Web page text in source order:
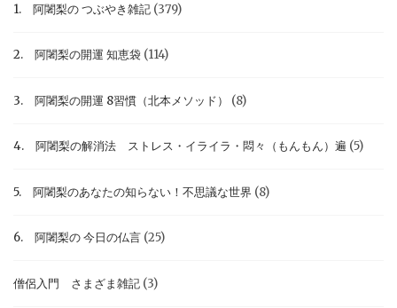
1. 阿闍梨の つぶやき雑記 (379)
2. 阿闍梨の開運 知恵袋 (114)
3. 阿闍梨の開運 8習慣（北本メソッド） (8)
4. 阿闍梨の解消法 ストレス・イライラ・悶々（もんもん）遍 (5)
5. 阿闍梨のあなたの知らない！不思議な世界 (8)
6. 阿闍梨の 今日の仏言 (25)
僧侶入門 さまざま雑記 (3)